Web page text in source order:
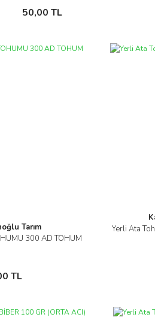
50,00 TL
Sepete Ekle
Tarım
300 AD TOHUM
TL
Ekle
Yerli Ata